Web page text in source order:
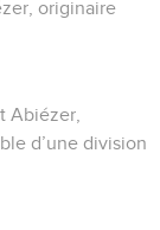
originaire
Abiézer,
d’une division